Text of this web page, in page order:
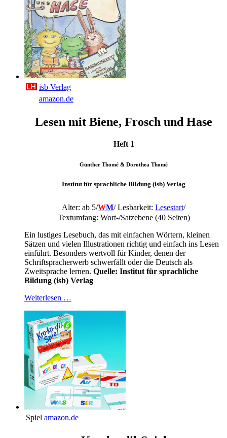
isb Verlag
amazon.de
Lesen mit Biene, Frosch und Hase
Heft 1
Günther Thomé & Dorothea Thomé
Institut für sprachliche Bildung (isb) Verlag
Alter: ab 5/WM/Lesbarkeit: Lesestart/
Textumfang: Wort-/Satzebene (40 Seiten)
Ein lustiges Lesebuch, das mit einfachen Wörtern, kleinen
Sätzen und vielen Illustrationen richtig und einfach ins Lesen
einführt. Besonders wertvoll für Kinder, denen der
Schriftspracherwerb schwerfällt oder die Deutsch als
Zweitsprache lernen. Quelle: Institut für sprachliche
Bildung (isb) Verlag
Weiterlesen …
Spiel amazon.de